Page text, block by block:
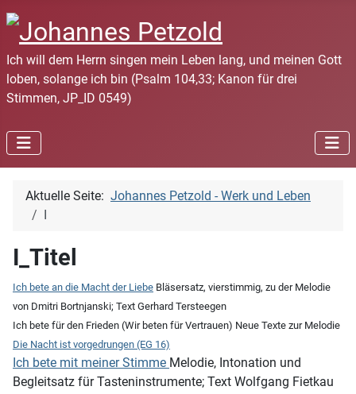
Ich will dem Herrn singen mein Leben lang, und meinen Gott
loben, solange ich bin (Psalm 104,33; Kanon für drei
Stimmen, JP_ID 0549)
Aktuelle Seite: Johannes Petzold - Werk und Leben
I
I_Titel
Ich bete an die Macht der Liebe Bläsersatz, vierstimmig, zu der Melodie
von Dmitri Bortnjanski; Text Gerhard Tersteegen
Ich bete für den Frieden (Wir beten für Vertrauen) Neue Texte zur Melodie
Die Nacht ist vorgedrungen (EG 16)
Ich bete mit meiner Stimme Melodie, Intonation und
Begleitsatz für Tasteninstrumente; Text Wolfgang Fietkau